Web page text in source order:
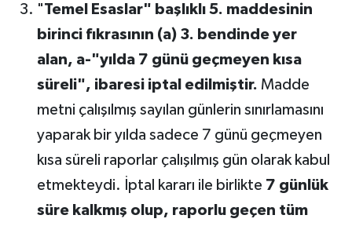
"Temel Esaslar" başlıklı 5. maddesinin
birinci fıkrasının (a) 3. bendinde yer
alan, a-"yılda 7 günü geçmeyen kısa
süreli", ibaresi iptal edilmiştir. Madde
metni çalışılmış sayılan günlerin sınırlamasını
yaparak bir yılda sadece 7 günü geçmeyen
kısa süreli raporlar çalışılmış gün olarak kabul
etmekteydi. İptal kararı ile birlikte 7 günlük
süre kalkmış olup, raporlu geçen tüm